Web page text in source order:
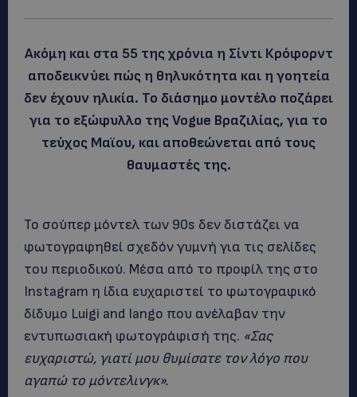
Ακόμη και στα 55 της χρόνια η Σίντι Κρόφορντ
αποδεικνύει πώς η θηλυκότητα και η γοητεία
δεν έχουν ηλικία. Το διάσημο μοντέλο ποζάρει
για το εξώφυλλο της Vogue Βραζιλίας, για το
τεύχος Μαϊου, και αποθεώνεται από τους
θαυμαστές της.
Το σούπερ μόντελ των 90s δεν διστάζει να
φωτογραφηθεί σχεδόν γυμνή για τις σελίδες
του περιοδικού. Μέσα από το προφίλ της στο
Instagram η ίδια ευχαριστεί το φωτογραφικό
δίδυμο Luigi and Iango που ανέλαβαν την
εντυπωσιακή φωτογράφισή της. «Σας
ευχαριστώ, γιατί μου θυμίσατε τον λόγο που
αγαπώ το μόντελινγκ».